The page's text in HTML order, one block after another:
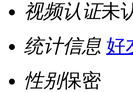
视频认证未
统计信息 好
性别保密